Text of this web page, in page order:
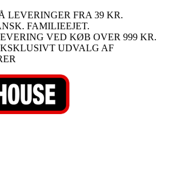
LEVERINGER FRA 39 KR.
FAMILIEEJET.
VED KØB OVER 999 KR.
UDVALG AF